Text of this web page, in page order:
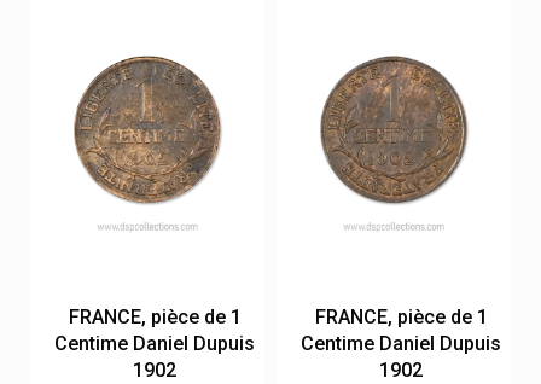
FRANCE, pièce de 1
Centime Daniel Dupuis
1902
FRANCE, pièce de 1
Centime Daniel Dupuis
1902